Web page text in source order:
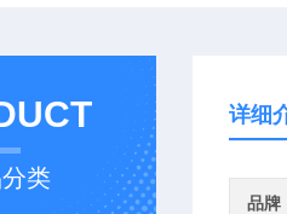
类
详细
品牌